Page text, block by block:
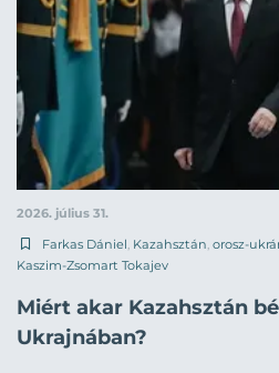
2026. július 31.
Farkas Dániel, Kazahsztán, orosz-
Kaszim-Zsomart Tokajev
Miért akar Kazahsztán
Ukrajnában?